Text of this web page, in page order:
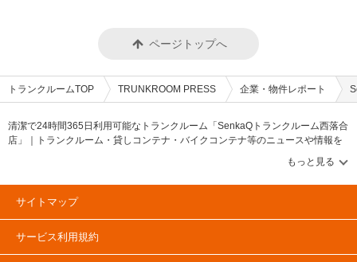
ページトップへ
トランクルームTOP TRUNKROOM PRESS 企業・物件レポート
清潔で24時間365日利用可能なトランクルーム「SenkaQトランクルーム西落合
店」｜トランクルーム・貸しコンテナ・バイクコンテナ等のニュースや情報を
クルーム・貸しコンテナ・バイクコンテナ等のニュースや情報を伝えるメディ
アです。トランクルーム市場や貸しコンテナに関する「PRESS特集」&「協会
ニュース」、トランクルームや貸しコンテナの物件レポートや企業情報に関す
用）」とトランクルーム・貸しコンテナ市場の情報に関する「トランクルーム
マーケット」コンテンツも確認可能です。トランクルームや貸しコンテナ、バ
サイトマップ
サービス利用規約